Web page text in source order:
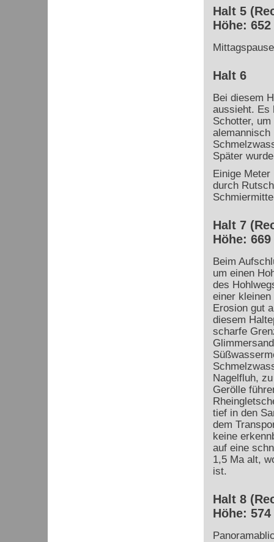
Halt 5
Höhe:
Halt 6
Bei diesem
aussieht. Es
Schotter,
alemannisch
Später
Einige
durch
Halt 7
Höhe:
Beim
um einen
des
einer
Erosion gut
diesem
scharfe
Nagelfluh,
Gerölle
tief in den
dem
keine
auf eine
1,5 Ma alt,
ist.
Halt 8
Höhe: